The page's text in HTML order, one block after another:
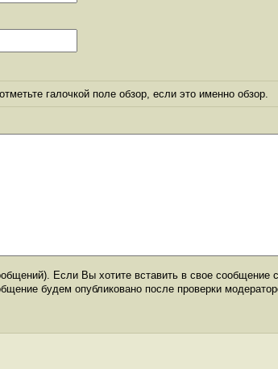
галочкой поле обзор, если это именно обзор.
Если Вы хотите вставить в свое сообщение
будем опубликовано после проверки